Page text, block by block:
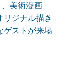
、美術漫画
ジナル描き
ストが来場